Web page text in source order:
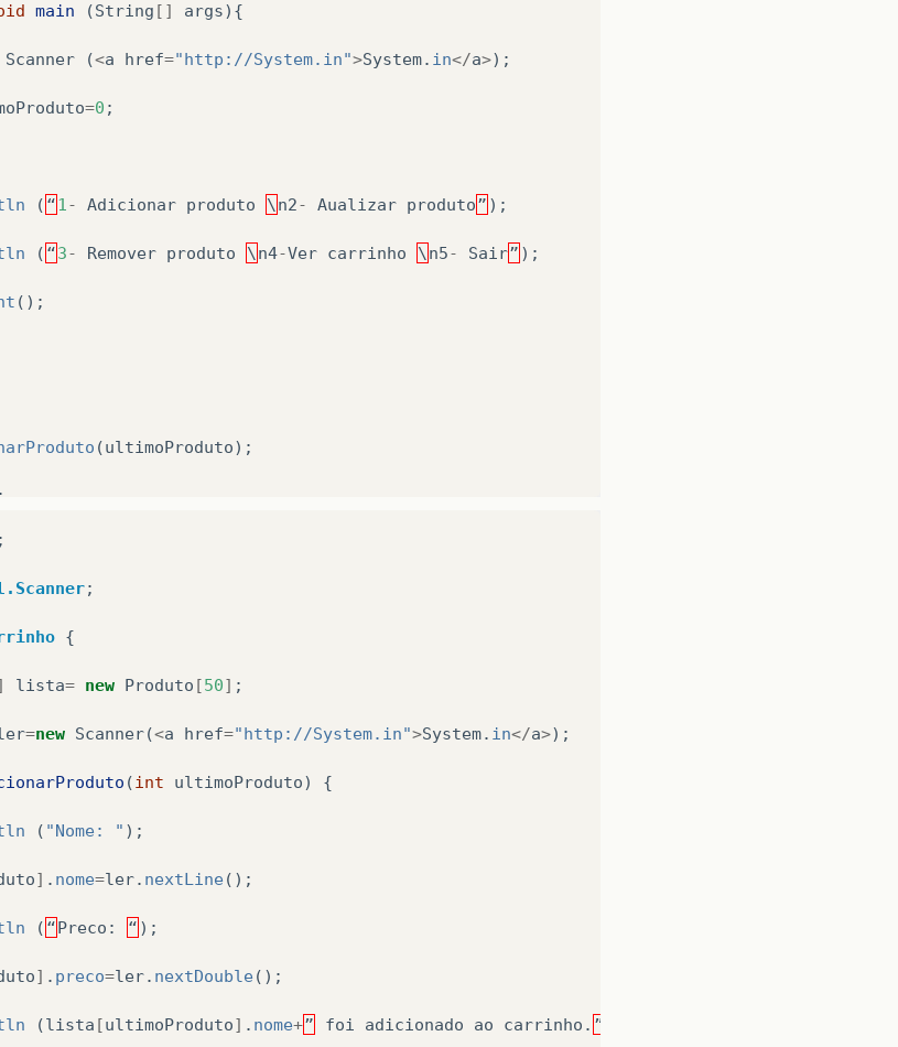
main (String [] args){
Scanner (<a href="http://System.in">System. in</a>);
=0 ;
( “1 - Adicionar produto \ n2- Aualizar produto” );
( “3- Remover produto \ n4-Ver carrinho \ n5- Sair” );
();
(ultimoProduto);
;
;
;
{
lista= new Produto [50] ;
=new Scanner(<a href="http://System.in">System. in</a>);
(int ultimoProduto) {
( "Nome: " );
] . nome=ler. nextLine();
( “Preco : “ );
] . preco=ler. nextDouble();
(lista [ultimoProduto] . nome+” foi adicionado ao carrinho . ”